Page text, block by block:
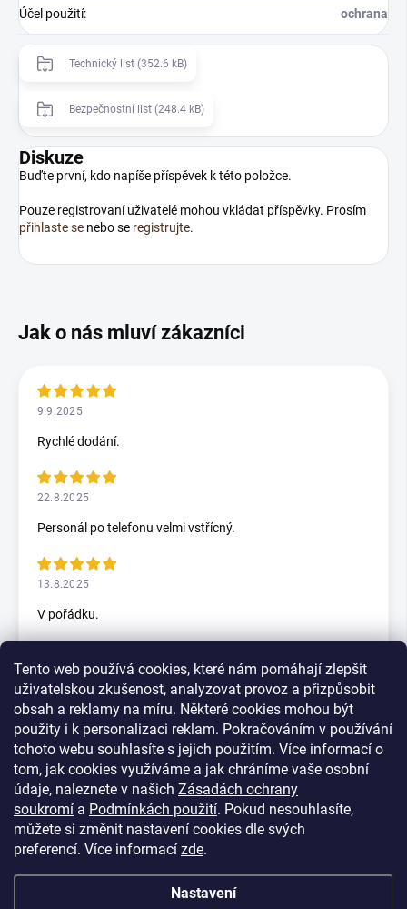
Tento web používá cookies, které nám pomáhají zlepšit
uživatelskou zkušenost, analyzovat provoz a přizpůsobit
obsah a reklamy na míru. Některé cookies mohou být
použity i k personalizaci reklam. Pokračováním v používání
tohoto webu souhlasíte s jejich použitím. Více informací o
tom, jak cookies využíváme a jak chráníme vaše osobní
údaje, naleznete v našich Zásadách ochrany
soukromí a Podmínkách použití. Pokud nesouhlasíte,
můžete si změnit nastavení cookies dle svých
preferencí. Více informací zde.
Nastavení
Účel použití: ochrana
Technický list (352.6 kB)
Bezpečnostní list (248.4 kB)
Diskuze
Buďte první, kdo napíše příspěvek k této položce.
Pouze registrovaní uživatelé mohou vkládat příspěvky. Prosím
přihlaste se nebo se registrujte.
9.9.2025
Rychlé dodání.
22.8.2025
Personál po telefonu velmi vstřícný.
13.8.2025
V pořádku.
5.7.2025
Skvělý rychlax
Zobrazit další hodnocení